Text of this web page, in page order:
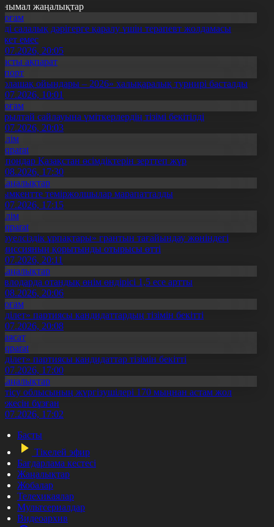
жаңалықтар
салалық дәрігерге қаралу үшін терапевт жолдамасы
емес
20:05
ақпарат
ойындары – 2026» халықаралық турнирі басталды
10:01
сайлауына үміткерлердің тізімі бекітілді
20:03
Қазақстан өсімдіктерін зерттеп жүр
17:30
теміржолшылар марапатталды
17:15
ұрпақтары» грантын тағайындау жөніндегі
қорытынды отырысы өтті
20:11
отандық өнім өндірісі 1,5 есе артты
20:06
партиясы кандидаттардың тізімін бекітті
20:08
партиясы кандидаттар тізімін бекітті
17:00
облысының жүргізушілері 170 мыңнан астам жол
бұзған
17:02
Басты
Тікелей эфир
Бағдарлама кестесі
Жаңалықтар
Жобалар
Телехикаялар
Мультсериалдар
Видеоархив